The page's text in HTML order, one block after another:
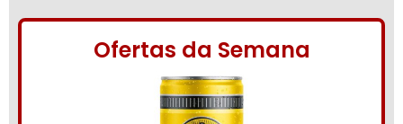
Ofertas da Semana